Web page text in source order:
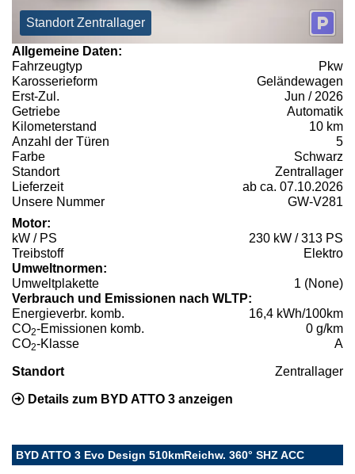
Standort Zentrallager
Allgemeine Daten:
Fahrzeugtyp
Pkw
Karosserieform
Geländewagen
Erst-Zul.
Jun / 2026
Getriebe
Automatik
Kilometerstand
10 km
Anzahl der Türen
5
Farbe
Schwarz
Standort
Zentrallager
Lieferzeit
ab ca. 07.10.2026
Unsere Nummer
GW-V281
Motor:
kW / PS
230 kW / 313 PS
Treibstoff
Elektro
Umweltnormen:
Umweltplakette
1 (None)
Verbrauch und Emissionen nach WLTP:
Energieverbr. komb.
16,4 kWh/100km
CO2-Emissionen komb.
0 g/km
CO2-Klasse A
Standort Zentrallager
Details zum BYD ATTO 3 anzeigen
BYD ATTO 3 Evo Design 510kmReichw. 360° SHZ ACC